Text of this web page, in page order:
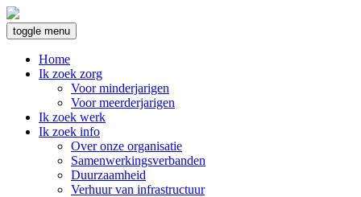
toggle menu
Home
Ik zoek zorg
Voor minderjarigen
Voor meerderjarigen
Ik zoek werk
Ik zoek info
Over onze organisatie
Samenwerkingsverbanden
Duurzaamheid
Verhuur van infrastructuur